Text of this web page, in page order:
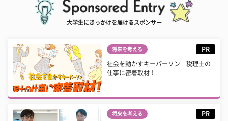
大学生にきっかけを届けるスポンサー
将来を考える PR
社会を動かすキーパーソン 税理士の
仕事に密着取材！
将来を考える PR